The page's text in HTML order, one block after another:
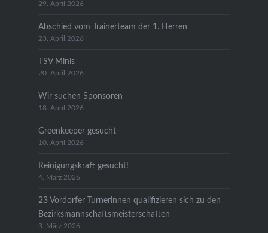
29. April 2026
Abschied vom Trainerteam der 1. Herren
23. April 2026
TSV Minis
20. April 2026
Wir suchen Sponsoren
18. April 2026
Greenkeeper gesucht
10. April 2026
Reinigungskraft gesucht!
4. März 2026
23 Vordorfer Turnerinnen qualifizieren sich zu den
Bezirksmannschaftsmeisterschaften
3. März 2026